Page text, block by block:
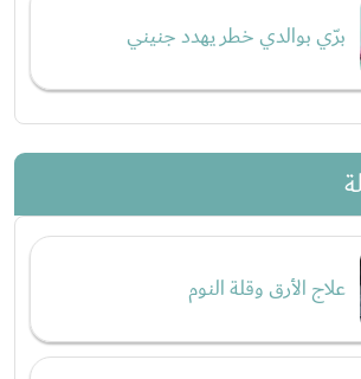
برّي بوالدي خطر يهدد جنيني
علاج الأرق وقلة النوم